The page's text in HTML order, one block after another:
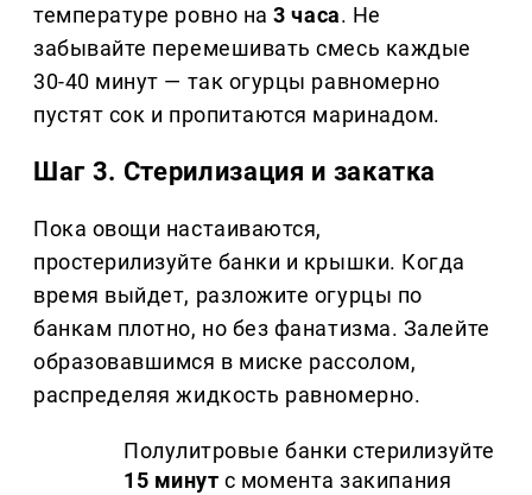
температуре ровно на3 часа. Не
забывайте перемешивать смесь каждые
30-40 минут — так огурцы равномерно
пустят сок и пропитаются маринадом.
Шаг 3. Стерилизация и закатка
Пока овощи настаиваются,
простерилизуйте банки и крышки. Когда
время выйдет, разложите огурцы по
банкам плотно, но без фанатизма. Залейте
образовавшимся в миске рассолом,
распределяя жидкость равномерно.
Полулитровые банки стерилизуйте
15 минут с момента закипания